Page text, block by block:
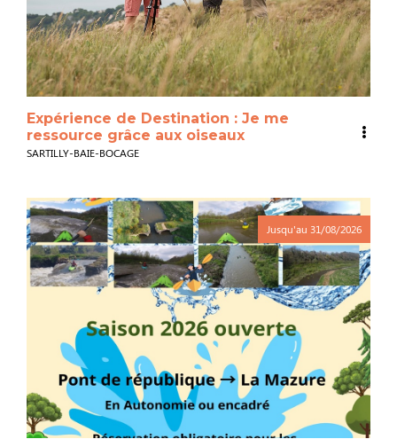
Expérience de Destination : Je me
ressource grâce aux oiseaux
SARTILLY-BAIE-BOCAGE
Jusqu'au 31/08/2026